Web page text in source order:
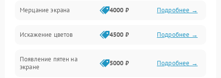
Подсветка и LED-модули
Звук и аудиосистема
Сигнал и приём каналов
Мерцание экрана 4000 ₽ Подробнее →
Искажение цветов 4500 ₽ Подробнее →
Появление пятен на
экране
5000 ₽ Подробнее →